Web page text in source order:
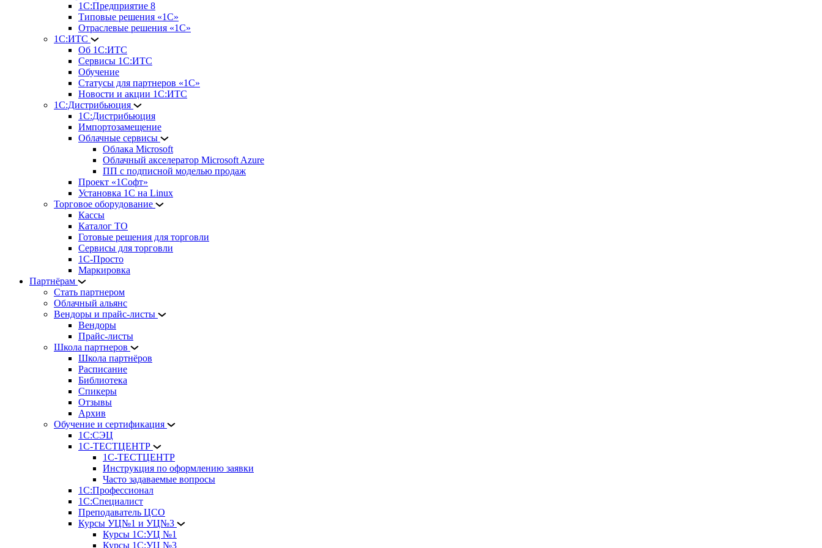
1С:Предприятие 8
Типовые решения «1С»
Отраслевые решения «1С»
1С:ИТС
Об 1С:ИТС
Сервисы 1С:ИТС
Обучение
Статусы для партнеров «1С»
Новости и акции 1С:ИТС
1С:Дистрибьюция
1С:Дистрибьюция
Импортозамещение
Облачные сервисы
Облака Microsoft
Облачный акселератор Microsoft Azure
ПП с подписной моделью продаж
Проект «1Софт»
Установка 1С на Linux
Торговое оборудование
Кассы
Каталог ТО
Готовые решения для торговли
Сервисы для торговли
1С-Просто
Маркировка
Партнёрам
Стать партнером
Облачный альянс
Вендоры и прайс-листы
Вендоры
Прайс-листы
Школа партнеров
Школа партнёров
Расписание
Библиотека
Спикеры
Отзывы
Архив
Обучение и сертификация
1С:СЭЦ
1С-ТЕСТЦЕНТР
1С-ТЕСТЦЕНТР
Инструкция по оформлению заявки
Часто задаваемые вопросы
1С:Профессионал
1С:Специалист
Преподаватель ЦСО
Курсы УЦ№1 и УЦ№3
Курсы 1С:УЦ №1
Курсы 1С:УЦ №3